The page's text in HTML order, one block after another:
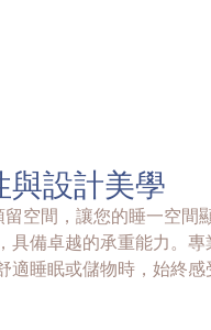
與設計美學
空間，讓您的睡一空間
具備卓越的承重能力。專
適睡眠或儲物時，始終感